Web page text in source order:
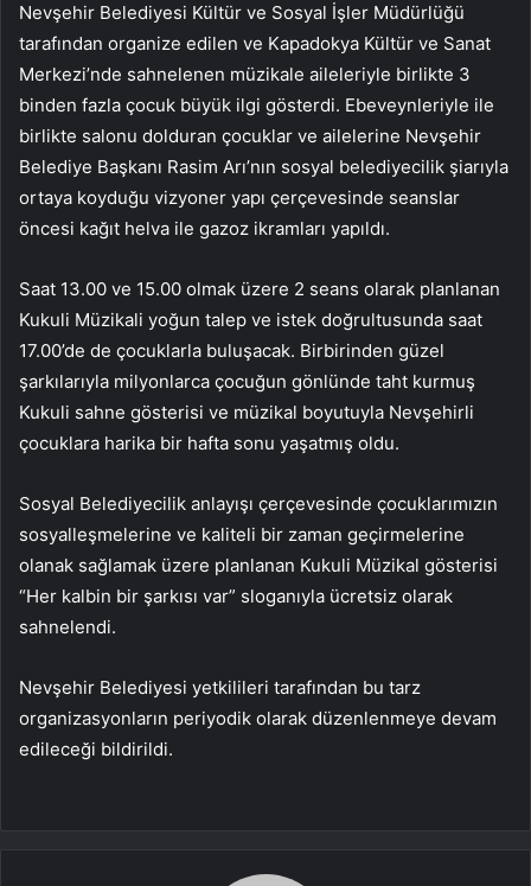
Nevşehir Belediyesi Kültür ve Sosyal İşler Müdürlüğü
tarafından organize edilen ve Kapadokya Kültür ve Sanat
Merkezi’nde sahnelenen müzikale aileleriyle birlikte 3
binden fazla çocuk büyük ilgi gösterdi. Ebeveynleriyle ile
birlikte salonu dolduran çocuklar ve ailelerine Nevşehir
Belediye Başkanı Rasim Arı’nın sosyal belediyecilik şiarıyla
ortaya koyduğu vizyoner yapı çerçevesinde seanslar
öncesi kağıt helva ile gazoz ikramları yapıldı.
Saat 13.00 ve 15.00 olmak üzere 2 seans olarak planlanan
Kukuli Müzikali yoğun talep ve istek doğrultusunda saat
17.00’de de çocuklarla buluşacak. Birbirinden güzel
şarkılarıyla milyonlarca çocuğun gönlünde taht kurmuş
Kukuli sahne gösterisi ve müzikal boyutuyla Nevşehirli
çocuklara harika bir hafta sonu yaşatmış oldu.
Sosyal Belediyecilik anlayışı çerçevesinde çocuklarımızın
sosyalleşmelerine ve kaliteli bir zaman geçirmelerine
olanak sağlamak üzere planlanan Kukuli Müzikal gösterisi
“Her kalbin bir şarkısı var” sloganıyla ücretsiz olarak
sahnelendi.
Nevşehir Belediyesi yetkilileri tarafından bu tarz
organizasyonların periyodik olarak düzenlenmeye devam
edileceği bildirildi.